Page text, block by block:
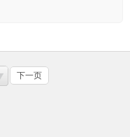
下一页